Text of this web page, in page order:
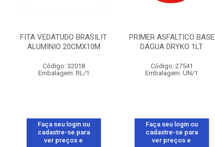
FITA VEDATUDO BRASILIT
ALUMINIO 20CMX10M
Código: 32018
Embalagem: RL/1
Faça seu login ou
cadastre-se para
ver preços e
PRIMER ASFALTICO BASE
DAGUA DRYKO 1LT
Código: 27541
Embalagem: UN/1
Faça seu login ou
cadastre-se para
ver preços e